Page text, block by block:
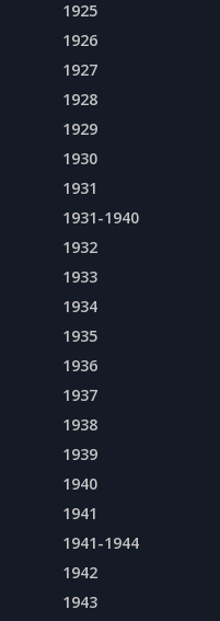
1925
1926
1927
1928
1929
1930
1931
1931-1940
1932
1933
1934
1935
1936
1937
1938
1939
1940
1941
1941-1944
1942
1943